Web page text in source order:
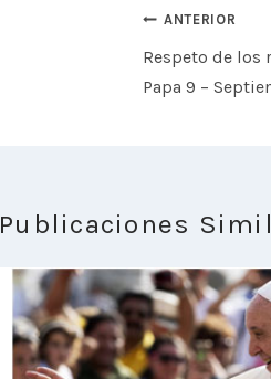
Navegación
de
entradas
ANTERIOR
Respeto de los
Papa 9 –
Publicaciones